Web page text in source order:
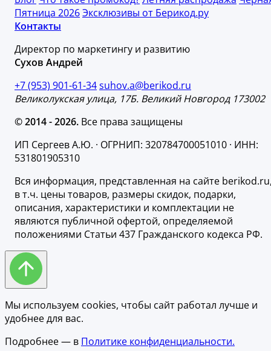
Пятница 2026Эксклюзивы от Берикод.ру
Контакты
Директор по маркетингу и развитию
Сухов Андрей
+7 (953) 901-61-34suhov.a@berikod.ru
Великолукская улица, 17Б. Великий Новгород 173002
© 2014 - 2026. Все права защищены
ИП Сергеев А.Ю. · ОГРНИП: 320784700051010 · ИНН:
531801905310
Вся информация, представленная на сайте
в т.ч. цены товаров, размеры скидок, подарки,
описания, характеристики и комплектации не
являются публичной офертой, определяемой
положениями Статьи 437 Гражданского кодекса РФ.
Мы используем cookies, чтобы сайт работал лучше и
удобнее для вас.
Подробнее — в Политике конфиденциальности.